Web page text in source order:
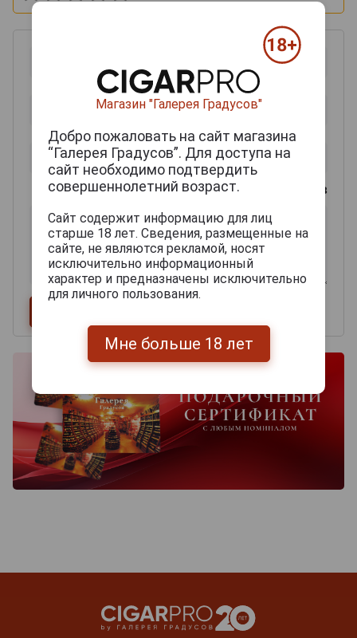
0из 2000 знаков
Магазин "Галерея Градусов"
Добро пожаловать на сайт магазина
“Галерея Градусов”. Для доступа на
сайт необходимо подтвердить
совершеннолетний возраст.
Сайт содержит информацию для лиц
старше 18 лет. Сведения, размещенные на
сайте, не являются рекламой, носят
исключительно информационный
характер и предназначены исключительно
для личного пользования.
Мне больше 18 лет